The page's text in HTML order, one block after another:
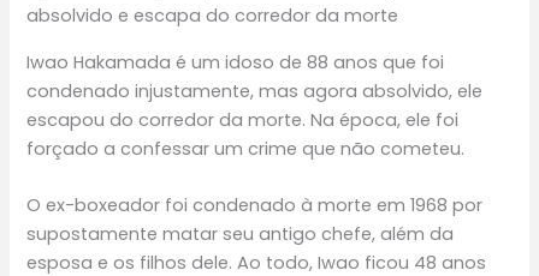
absolvido e escapa do corredor da morte
Iwao Hakamada é um idoso de 88 anos que foi
condenado injustamente, mas agora absolvido, ele
escapou do corredor da morte. Na época, ele foi
forçado a confessar um crime que não cometeu.
O ex-boxeador foi condenado à morte em 1968 por
supostamente matar seu antigo chefe, além da
esposa e os filhos dele. Ao todo, Iwao ficou 48 anos